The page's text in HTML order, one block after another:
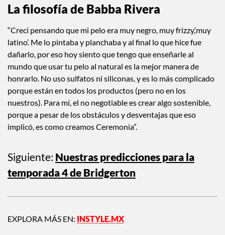
La filosofía de Babba Rivera
“Crecí pensando que mi pelo era muy negro, muy frizzy,‘muy
latino’. Me lo pintaba y planchaba y al final lo que hice fue
dañarlo, por eso hoy siento que tengo que enseñarle al
mundo que usar tu pelo al natural es la mejor manera de
honrarlo. No uso sulfatos ni siliconas, y es lo más complicado
porque están en todos los productos (pero no en los
nuestros). Para mí, el no negotiable es crear algo sostenible,
porque a pesar de los obstáculos y desventajas que eso
implicó, es como creamos Ceremonia”.
Siguiente: Nuestras predicciones para la
temporada 4 de Bridgerton
EXPLORA MÁS EN: INSTYLE.MX